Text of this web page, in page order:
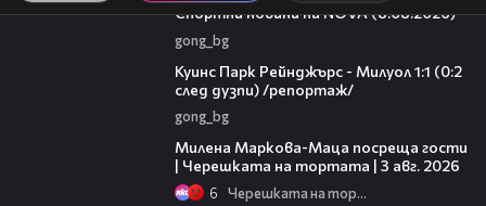
Спортни новини на NOVA (8.08.2026)
gong_bg
Куинс Парк Рейнджърс - Милуол 1:1 (0:2
след дузпи) /репортаж/
gong_bg
Милена Маркова-Маца посреща гости
| Черешката на тортата | 3 авг. 2026
6 Черешката на тортата